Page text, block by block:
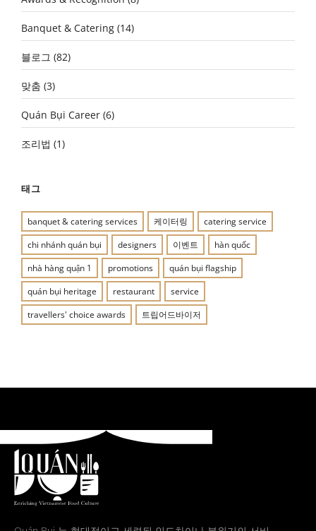
Banquet & Catering (14)
블로그 (82)
맞춤 (3)
Quán Bụi Career (6)
조리법 (1)
태그
banquet & catering services 케이터링
catering service
chi nhánh quán bụi
designers 이벤트
hàn quốc
nhà hàng quận 1
promotions
quán bụi flagship
quán bụi heritage
restaurant
service
travellers' choice awards
트립어드바이저